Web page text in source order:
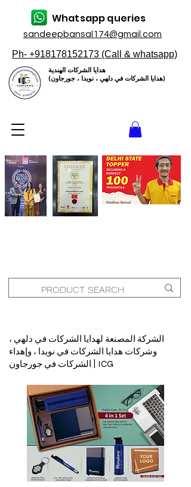
sandeepbansal174@gmail.com
Whatsapp queries
Ph- +918178152173 (Call & whatsapp)
(هدايا الشركات في دلهي ، نويدا ، جورجاون)
الشركة المصنعة لهدايا الشركات في دلهي ،
وشركات هدايا الشركات في نويدا ، وإهداء
الشركات في جورجاون | ICG